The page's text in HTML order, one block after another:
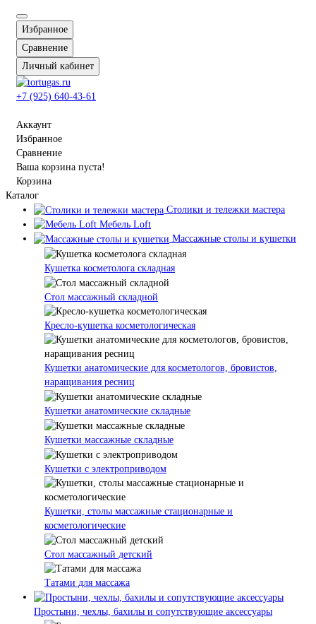
Избранное
Сравнение
Личный кабинет
+7 (925) 640-43-61
Аккаунт
Избранное
Сравнение
Ваша корзина пуста!
Корзина
Каталог
Столики и тележки мастера
Мебель Loft
Массажные столы и кушетки
Кушетка косметолога складная
Стол массажный складной
Кресло-кушетка косметологическая
Кушетки анатомические для косметологов, бровистов,
наращивания ресниц
Кушетки анатомические складные
Кушетки массажные складные
Кушетки с электроприводом
Кушетки, столы массажные стационарные и
косметологические
Стол массажный детский
Татами для массажа
Простыни, чехлы, бахилы и сопутствующие аксессуары